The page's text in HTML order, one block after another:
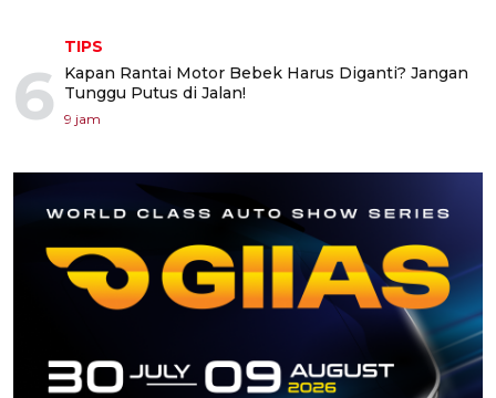
6
TIPS
Kapan Rantai Motor Bebek Harus Diganti? Jangan
Tunggu Putus di Jalan!
9 jam